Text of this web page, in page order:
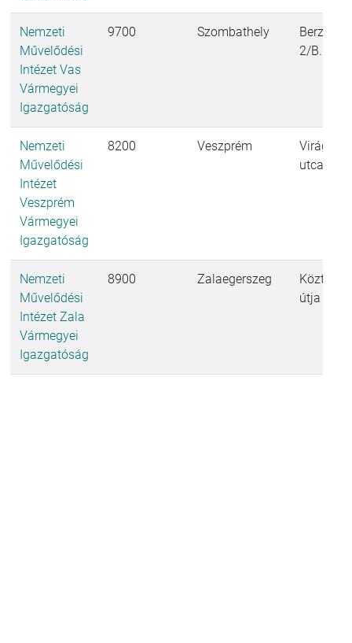
Nemzeti
Művelődési
Intézet Vas
Vármegyei
Igazgatóság
9700 Szombathely
2/B.
Nemzeti
Művelődési
Intézet
Veszprém
Vármegyei
Igazgatóság
8200 Veszprém
Virág
utca 4.
Nemzeti
Művelődési
Intézet Zala
Vármegyei
Igazgatóság
8900 Zalaegerszeg
útja 1.